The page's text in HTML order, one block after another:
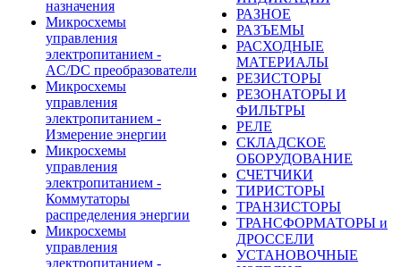
назначения
Микросхемы
управления
электропитанием -
AC/DC преобразователи
Микросхемы
управления
электропитанием -
Измерение энергии
Микросхемы
управления
электропитанием -
Коммутаторы
распределения энергии
Микросхемы
управления
электропитанием -
РАЗНОЕ
РАЗЪЕМЫ
РАСХОДНЫЕ
МАТЕРИАЛЫ
РЕЗИСТОРЫ
РЕЗОНАТОРЫ И
ФИЛЬТРЫ
РЕЛЕ
СКЛАДСКОЕ
ОБОРУДОВАНИЕ
СЧЕТЧИКИ
ТИРИСТОРЫ
ТРАНЗИСТОРЫ
ТРАНСФОРМАТОРЫ и
ДРОССЕЛИ
УСТАНОВОЧНЫЕ